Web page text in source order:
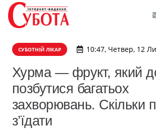
СУБОТНІЙ ЛІКАР 10:47, Четвер, 12
Хурма — фрукт, який
позбутися багатьох
захворювань. Скільки
з’їдати